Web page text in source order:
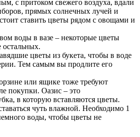
с притоком свежего воздуха, вдали
прямых солнечных лучей и
ставить цветы рядом с овощами и
воды в вазе – некоторые цветы
остальных.
цветы из букета, чтобы в воде
Тем самым вы продлите его
или ящике тоже требуют
покупки. Оазис – это
в которую вставляются цветы.
чуть влажной. Необходимо 1
воды, чтобы цветы не